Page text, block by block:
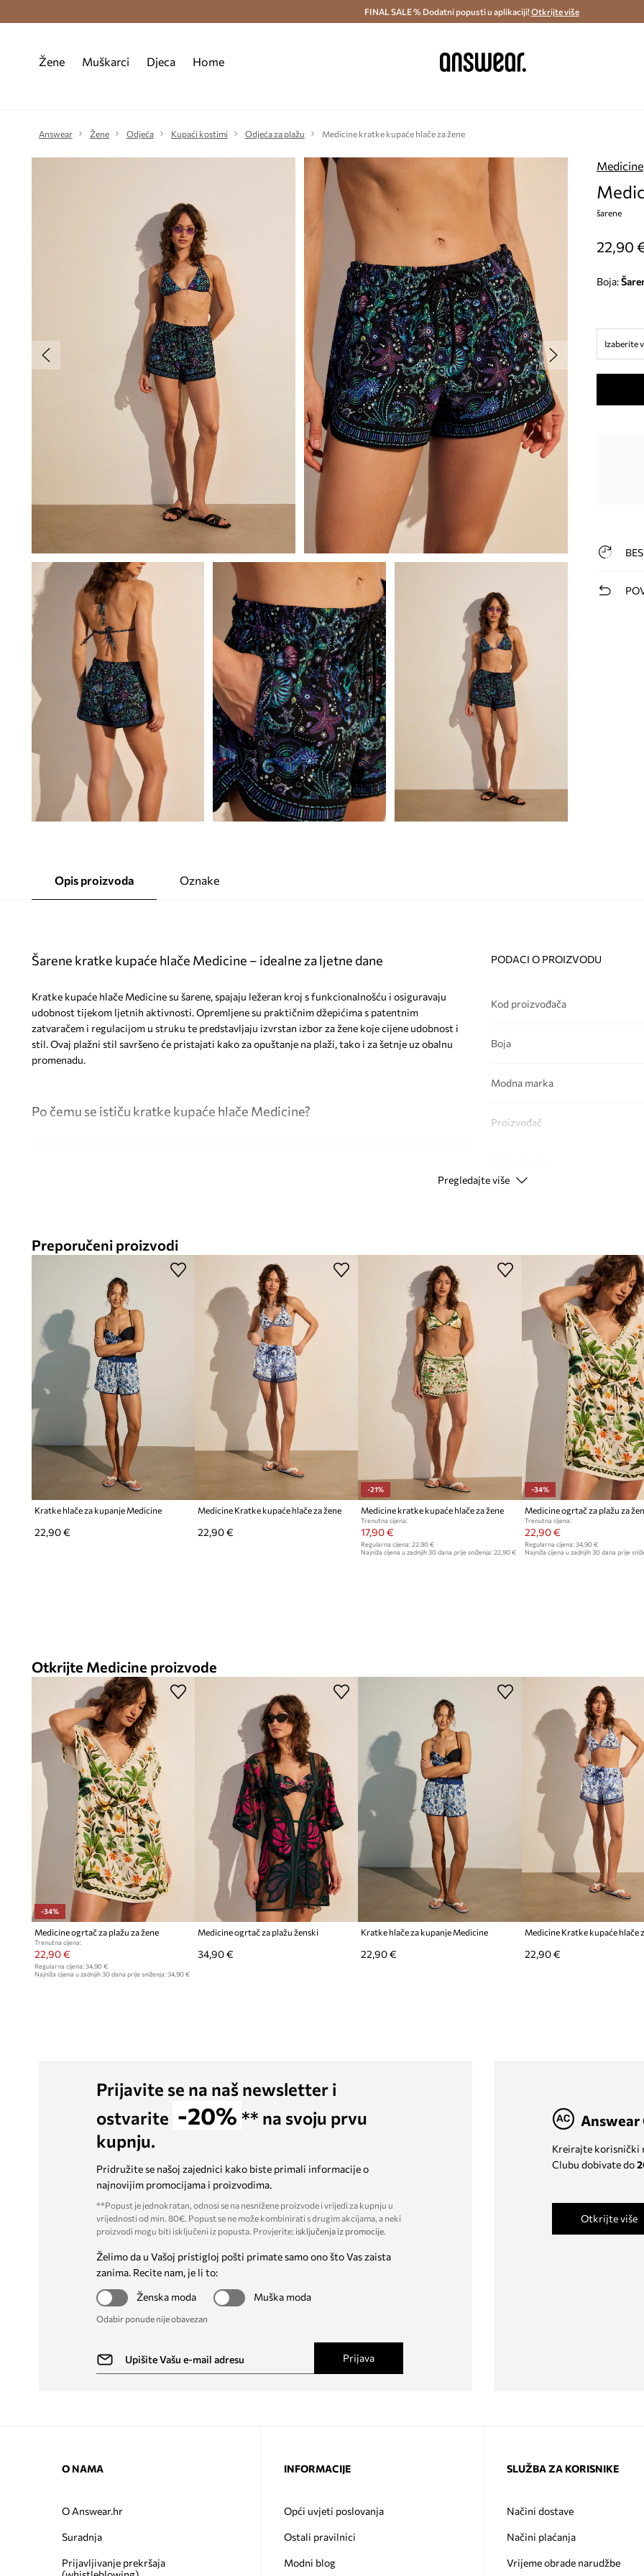
Besplatna dostava i povrat (od 70€) > Dostava u roku 48 sati >
FINAL SALE % Dodatni popusti u aplikaciji!Otkrijte više
Žene Muškarci Djeca Home
Answear Žene Odjeća Kupaći kostimi Odjeća za plažu Medicine kratke kupaće hlače za žene
Medicine
šarene
22,90
Boja:
Izaberite
Opis proizvoda Oznake
Šarene kratke kupaće hlače Medicine – idealne za ljetne dane
Kratke kupaće hlače Medicine su šarene, spajaju ležeran kroj s funkcionalnošću i osiguravaju
udobnost tijekom ljetnih aktivnosti. Opremljene su praktičnim džepićima s patentnim
zatvaračem i regulacijom u struku te predstavljaju izvrstan izbor za žene koje cijene udobnost i
stil. Ovaj plažni stil savršeno će pristajati kako za opuštanje na plaži, tako i za šetnje uz obalnu
promenadu.
Po čemu se ističu kratke kupaće hlače Medicine?
Podesiv struk– elastična traka i vezica omogućuju savršeno prilagođavanje
Praktični džepići – s patentnim zatvaračem, korisni za sigurno spremanje sitnica
Plažni stil– idealan za ljetne kombinacije, naglašava ljetno raspoloženje
Izrađene od tkanine – materijal koji pruža udobnost nošenja tijekom toplih dana
PODACI O PROIZVODU
Kod proizvođača
Boja
Modna marka
Proizvođač
Pregledajte više
Preporučeni proizvodi
Kratke hlače za kupanje Medicine
22,90 €
Medicine Kratke kupaće hlače za žene
22,90 €
-21%
Medicine kratke kupaće hlače za žene
Trenutna cijena:
17,90 €
Regularna cijena: 22,90 €
Najniža cijena u zadnjih 30 dana prije sniženja: 22,90 €
-34%
Medicine ogrtač za plažu za
Trenutna cijena:
22,90 €
Regularna cijena: 34,90 €
Najniža cijena u zadnjih 30 dana prije
Otkrijte Medicine proizvode
-34%
Medicine ogrtač za plažu za žene
Trenutna cijena:
22,90 €
Regularna cijena: 34,90 €
Najniža cijena u zadnjih 30 dana prije sniženja: 34,90 €
Medicine ogrtač za plažu ženski
34,90 €
Kratke hlače za kupanje Medicine
22,90 €
Medicine Kratke kupaće hlače
22,90 €
Prijavite se na naš newsletter i
ostvarite -20% ** na svoju prvu
kupnju.
Pridružite se našoj zajednici kako biste primali informacije o
najnovijim promocijama i proizvodima.
**Popust je jednokratan, odnosi se na nesnižene proizvode i vrijedi za kupnju u
vrijednosti od min. 80€. Popust se ne može kombinirati s drugim akcijama, a neki
proizvodi mogu biti isključeni iz popusta. Provjerite: isključenja iz promocije.
Želimo da u Vašoj pristigloj pošti primate samo ono što Vas zaista
zanima. Recite nam, je li to:
Ženska moda
Muška moda
Odabir ponude nije obavezan
Prijava
Answear
Kreirajte korisnički
Clubu dobivate do
Otkrijte više
O NAMA
O Answear.hr
Suradnja
Prijavljivanje prekršaja
INFORMACIJE
Opći uvjeti poslovanja
Ostali pravilnici
Modni blog
SLUŽBA ZA KORISNIKE
Načini dostave
Načini plaćanja
Vrijeme obrade narudžbe